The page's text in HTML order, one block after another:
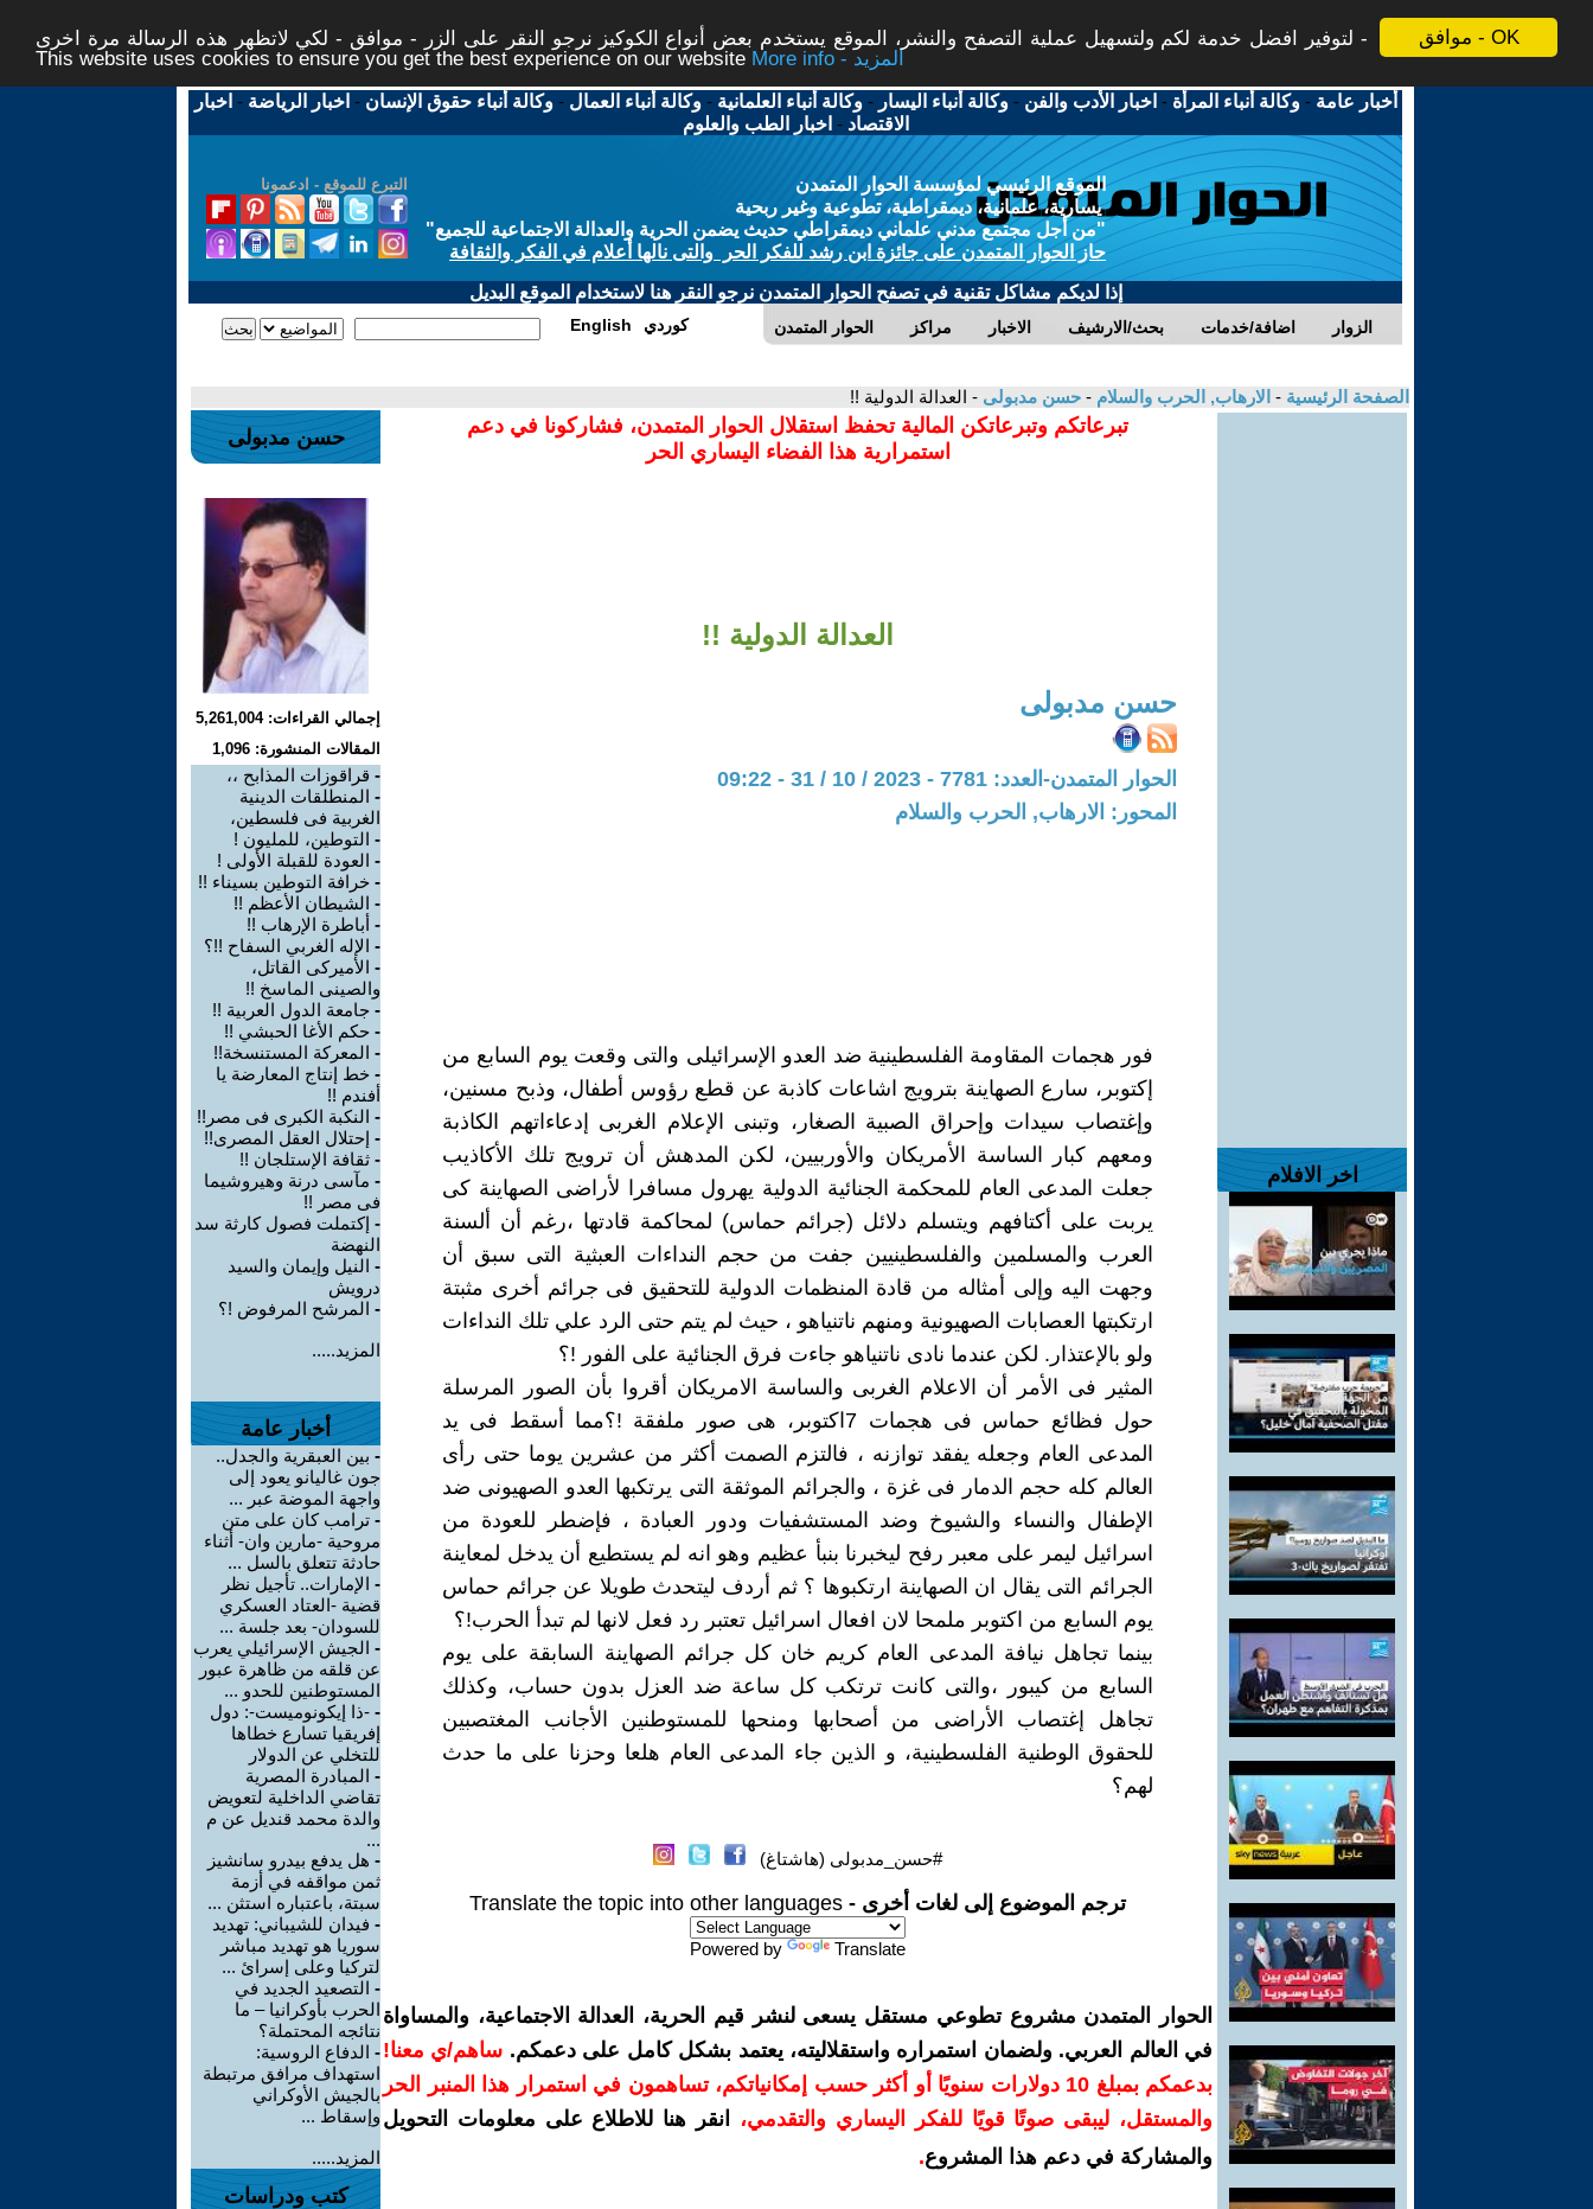
موافق - OK
لتوفير افضل خدمة لكم ولتسهيل عملية التصفح والنشر، الموقع يستخدم بعض أنواع الكوكيز نرجو النقر على الزر - موافق - لكي لاتظهر هذه الرسالة مرة اخرى -
This website uses cookies to ensure you get the best experience on our website
More info - المزيد
أخبار عامة -وكالة أنباء المرأة - اخبار الأدب والفن -وكالة أنباء اليسار -وكالة أنباء العلمانية -وكالة أنباء العمال -وكالة أنباء حقوق الإنسان - اخبار الرياضة - اخبار
الاقتصاد - اخبار الطب والعلوم
التبرع للموقع - ادعمونا
الموقع الرئيسي لمؤسسة الحوار المتمدن
يسارية، علمانية، ديمقراطية، تطوعية وغير ربحية
"من أجل مجتمع مدني علماني ديمقراطي حديث يضمن الحرية والعدالة الاجتماعية للجميع"
حاز الحوار المتمدن على جائزة ابن رشد للفكر الحر والتى نالها أعلام في الفكر والثقافة
إذا لديكم مشاكل تقنية في تصفح الحوار المتمدن نرجو النقر هنا لاستخدام الموقع البديل
الحوار المتمدن مراكز الاخبار بحث/الارشيف اضافة/خدمات الزوار English كوردي
الصفحة الرئيسية - الارهاب, الحرب والسلام - حسن مدبولى - العدالة الدولية !!
اخر الافلام
تبرعاتكم وتبرعاتكن المالية تحفظ استقلال الحوار المتمدن، فشاركونا في دعم
استمرارية هذا الفضاء اليساري الحر
العدالة الدولية !!
حسن مدبولى
الحوار المتمدن-العدد: 7781 - 2023 / 10 / 31 - 09:22
المحور: الارهاب, الحرب والسلام
فور هجمات المقاومة الفلسطينية ضد العدو الإسرائيلى والتى وقعت يوم السابع من
إكتوبر، سارع الصهاينة بترويج اشاعات كاذبة عن قطع رؤوس أطفال، وذبح مسنين،
وإغتصاب سيدات وإحراق الصبية الصغار، وتبنى الإعلام الغربى إدعاءاتهم الكاذبة
ومعهم كبار الساسة الأمريكان والأوربيين، لكن المدهش أن ترويج تلك الأكاذيب
جعلت المدعى العام للمحكمة الجنائية الدولية يهرول مسافرا لأراضى الصهاينة كى
يربت على أكتافهم ويتسلم دلائل (جرائم حماس) لمحاكمة قادتها ،رغم أن ألسنة
العرب والمسلمين والفلسطينيين جفت من حجم النداءات العبثية التى سبق أن
وجهت اليه وإلى أمثاله من قادة المنظمات الدولية للتحقيق فى جرائم أخرى مثبتة
ارتكبتها العصابات الصهيونية ومنهم ناتنياهو ، حيث لم يتم حتى الرد علي تلك النداءات
ولو بالإعتذار. لكن عندما نادى ناتنياهو جاءت فرق الجنائية على الفور !؟
المثير فى الأمر أن الاعلام الغربى والساسة الامريكان أقروا بأن الصور المرسلة
حول فظائع حماس فى هجمات 7اكتوبر، هى صور ملفقة !؟مما أسقط فى يد
المدعى العام وجعله يفقد توازنه ، فالتزم الصمت أكثر من عشرين يوما حتى رأى
العالم كله حجم الدمار فى غزة ، والجرائم الموثقة التى يرتكبها العدو الصهيونى ضد
الإطفال والنساء والشيوخ وضد المستشفيات ودور العبادة ، فإضطر للعودة من
اسرائيل ليمر على معبر رفح ليخبرنا بنبأ عظيم وهو انه لم يستطيع أن يدخل لمعاينة
الجرائم التى يقال ان الصهاينة ارتكبوها ؟ ثم أردف ليتحدث طويلا عن جرائم حماس
يوم السابع من اكتوبر ملمحا لان افعال اسرائيل تعتبر رد فعل لانها لم تبدأ الحرب!؟
بينما تجاهل نيافة المدعى العام كريم خان كل جرائم الصهاينة السابقة على يوم
السابع من كيبور ،والتى كانت ترتكب كل ساعة ضد العزل بدون حساب، وكذلك
تجاهل إغتصاب الأراضى من أصحابها ومنحها للمستوطنين الأجانب المغتصبين
للحقوق الوطنية الفلسطينية، و الذين جاء المدعى العام هلعا وحزنا على ما حدث
لهم؟
#حسن_مدبولى (هاشتاغ)
ترجم الموضوع إلى لغات أخرى - Translate the topic into other languages
Powered by Translate
الحوار المتمدن مشروع تطوعي مستقل يسعى لنشر قيم الحرية، العدالة الاجتماعية، والمساواة
في العالم العربي. ولضمان استمراره واستقلاليته، يعتمد بشكل كامل على دعمكم. ساهم/ي معنا!
بدعمكم بمبلغ 10 دولارات سنويًا أو أكثر حسب إمكانياتكم، تساهمون في استمرار هذا المنبر الحر
والمستقل، ليبقى صوتًا قويًا للفكر اليساري والتقدمي،
انقر هنا للاطلاع على معلومات التحويل
والمشاركة في دعم هذا المشروع.
حسن مدبولى
إجمالي القراءات: 5,261,004
المقالات المنشورة: 1,096
- قراقوزات المذابح ،،
- المنطلقات الدينية
الغربية فى فلسطين،
- التوطين، للمليون !
- العودة للقبلة الأولى !
- خرافة التوطين بسيناء !!
- الشيطان الأعظم !!
- أباطرة الإرهاب !!
- الإله الغربي السفاح !!؟
- الأميركى القاتل،
والصينى الماسخ !!
- جامعة الدول العربية !!
- حكم الأغا الحبشي !!
- المعركة المستنسخة!!
- خط إنتاج المعارضة يا
أفندم !!
- النكبة الكبرى فى مصر!!
- إحتلال العقل المصرى!!
- ثقافة الإستلجان !!
- مآسى درنة وهيروشيما
فى مصر !!
- إكتملت فصول كارثة سد
النهضة
- النيل وإيمان والسيد
درويش
- المرشح المرفوض !؟
المزيد.....
أخبار عامة
- بين العبقرية والجدل..
جون غاليانو يعود إلى
واجهة الموضة عبر ...
- ترامب كان على متن
مروحية -مارين وان- أثناء
حادثة تتعلق بالسل ...
- الإمارات.. تأجيل نظر
قضية -العتاد العسكري
للسودان- بعد جلسة ...
- الجيش الإسرائيلي يعرب
عن قلقه من ظاهرة عبور
المستوطنين للحدو ...
- -ذا إيكونوميست-: دول
إفريقيا تسارع خطاها
للتخلي عن الدولار
- المبادرة المصرية
تقاضي الداخلية لتعويض
والدة محمد قنديل عن م
...
- هل يدفع بيدرو سانشيز
ثمن مواقفه في أزمة
سبتة، باعتباره استثن ...
- فيدان للشيباني: تهديد
سوريا هو تهديد مباشر
لتركيا وعلى إسرائ ...
- التصعيد الجديد في
الحرب بأوكرانيا – ما
نتائجه المحتملة؟
- الدفاع الروسية:
استهداف مرافق مرتبطة
بالجيش الأوكراني
وإسقاط ...
المزيد.....
كتب ودراسات